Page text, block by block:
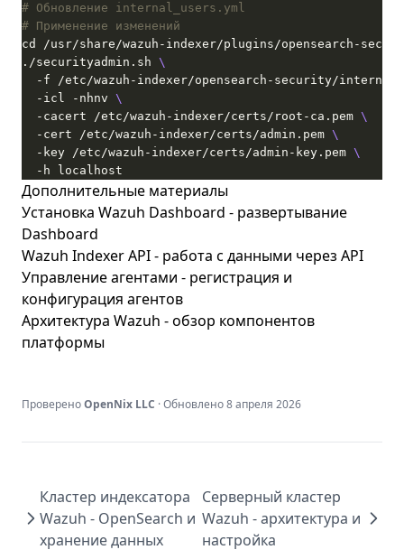
# Обновление internal_users.yml
# Применение изменений
./securityadmin.sh
-f /etc/wazuh-indexer/opensearch-security/
  -icl -nhnv
  -cacert /etc/wazuh-indexer/certs/root-ca.pem
  -cert /etc/wazuh-indexer/certs/admin.pem
  -key /etc/wazuh-indexer/certs/admin-key.pem
  -h localhost
Дополнительные материалы
Установка Wazuh Dashboard - развертывание
Dashboard
Wazuh Indexer API- работа с данными через API
Управление агентами - регистрация и
конфигурация агентов
Архитектура Wazuh - обзор компонентов
платформы
ПровереноOpenNix LLC · Обновлено8 апреля 2026
Кластер индексатора
Wazuh - OpenSearch и
хранение данных
Серверный кластер
Wazuh - архитектура и
настройка